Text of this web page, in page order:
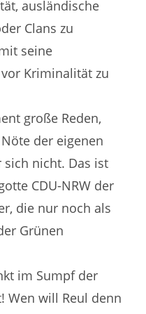
ausländische
Clans zu
seine
Kriminalität zu
große Reden,
der eigenen
nicht. Das ist
CDU-NRW der
die nur noch als
Grünen
im Sumpf der
will Reul denn